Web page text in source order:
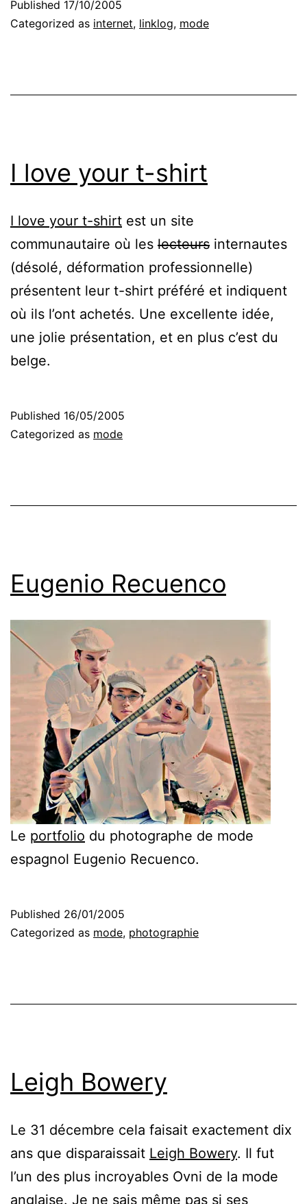
Published 17/10/2005
Categorized as internet, linklog, mode
I love your t-shirt
I love your t-shirt est un site
communautaire où les lecteurs internautes
(désolé, déformation professionnelle)
présentent leur t-shirt préféré et indiquent
où ils l’ont achetés. Une excellente idée,
une jolie présentation, et en plus c’est du
belge.
Published 16/05/2005
Categorized as mode
Eugenio Recuenco
Le portfolio du photographe de mode
espagnol Eugenio Recuenco.
Published 26/01/2005
Categorized as mode, photographie
Leigh Bowery
Le 31 décembre cela faisait exactement dix
ans que disparaissait Leigh Bowery. Il fut
l’un des plus incroyables Ovni de la mode
anglaise. Je ne sais même pas si ses